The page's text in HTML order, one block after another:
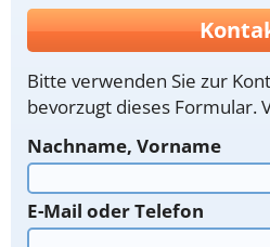
Bitte verwenden Sie zur
bevorzugt dieses Formular.
Nachname, Vorname
E-Mail oder Telefon